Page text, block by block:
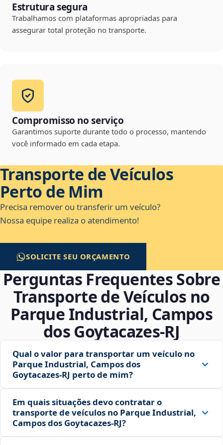
Estrutura segura
Trabalhamos com plataformas apropriadas para
assegurar total proteção no transporte.
Compromisso no serviço
Garantimos suporte durante todo o processo, mantendo
você informado em cada etapa.
Transporte de Veículos
Perto de Mim
Precisa remover ou transferir um veículo?
Nossa equipe realiza o atendimento!
SOLICITE SEU ORÇAMENTO
Perguntas Frequentes Sobre
Transporte de Veículos no
Parque Industrial, Campos
dos Goytacazes‑RJ
Qual o valor para transportar um veículo no
Parque Industrial, Campos dos
Goytacazes‑RJ perto de mim?
Em quais situações devo contratar o
transporte de veículos no Parque Industrial,
Campos dos Goytacazes‑RJ?